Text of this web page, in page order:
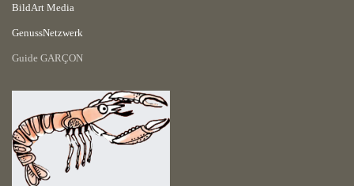
BildArt Media
GenussNetzwerk
Guide GARÇON